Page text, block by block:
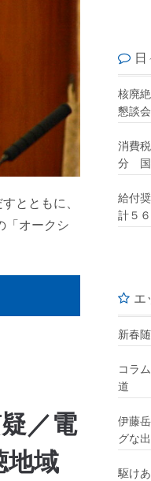
とともに、
「オークシ
／電
地域
日
核廃
懇談
消費
分 国
給付
計５
エ
新春
コラ
道
伊藤
グな
駆け